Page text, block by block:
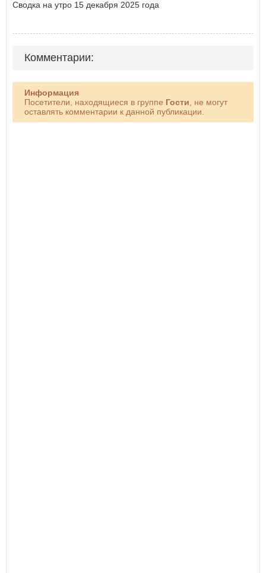
Сводка на утро 15 декабря 2025 года
Комментарии:
Информация
Посетители, находящиеся в группе Гости , не могут
оставлять комментарии к данной публикации.